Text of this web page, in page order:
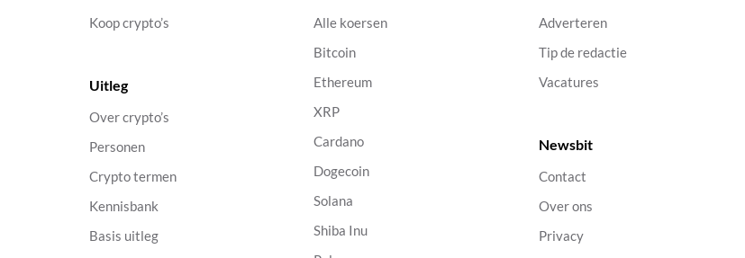
Koop crypto’s
Uitleg
Over crypto’s
Personen
Crypto termen
Kennisbank
Basis uitleg
Alle koersen
Bitcoin
Ethereum
XRP
Cardano
Dogecoin
Solana
Shiba Inu
Adverteren
Tip de redactie
Vacatures
Newsbit
Contact
Over ons
Privacy